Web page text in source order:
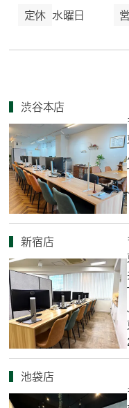
定休 水曜日
渋谷本店
新宿店
池袋店